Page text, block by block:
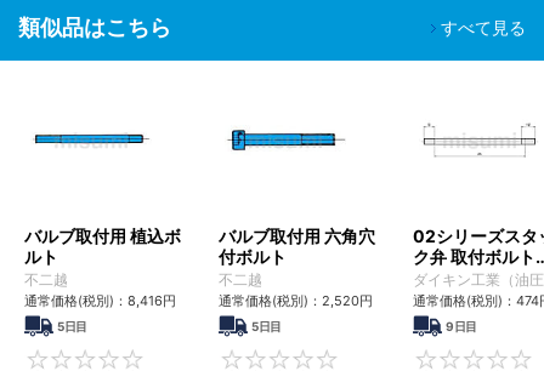
類似品はこちら すべて見る
バルブ取付用 植込ボ
ルト
不二越
通常価格(税別)： 8,416円
5日目
0
バルブ取付用 六角穴
付ボルト
不二越
通常価格(税別)： 2,520円
5日目
0
02シリーズスタ
ク弁 取付ボルト
（六角穴）
ダイキン工業（油
通常価格(税別)： 474
9日目